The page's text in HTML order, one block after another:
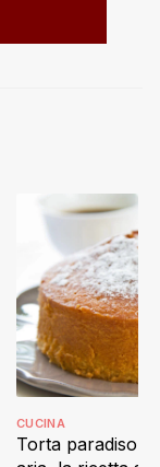
Torta paradiso
CUCINA